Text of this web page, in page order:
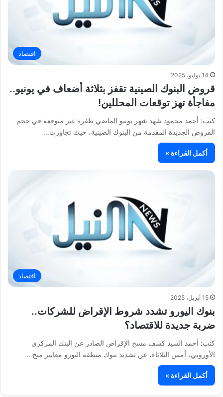
اقتصاد
14 يوليو، 2025
قروض البنوك الصينية تقفز بثلاثة أضعاف في يونيو..
مفاجأة تهز توقعات المحللين!
كتب: أحمد محمود شهد شهر يونيو الماضي طفرة غير متوقعة في حجم
القروض الجديدة المقدمة من البنوك الصينية، حيث تجاوزت…
أكمل القراءة »
اقتصاد
15 أبريل، 2025
بنوك اليورو تشدد شروط الإقراض للشركات..
ضربة جديدة للاقتصاد؟
كتب: أحمد السيد كشف مسح الإقراض الصادر عن البنك المركزي
الأوروبي، أمس الثلاثاء، عن تشديد بنوك منطقة اليورو معايير منح…
أكمل القراءة »